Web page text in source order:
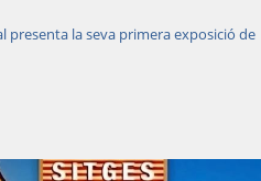
presenta la seva primera exposició de